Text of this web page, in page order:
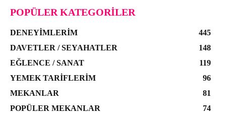
POPÜLER KATEGORILER
DENEYIMLERIM
445
DAVETLER / SEYAHATLER
148
EĞLENCE / SANAT
119
YEMEK TARIFLERIM
96
MEKANLAR
81
POPÜLER MEKANLAR
74